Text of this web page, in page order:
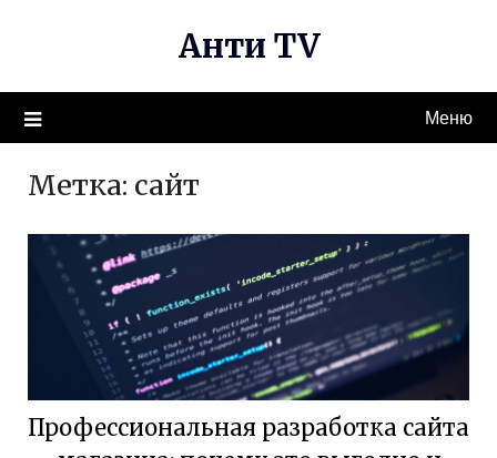
Анти TV
Меню
Метка: сайт
Профессиональная разработка сайта